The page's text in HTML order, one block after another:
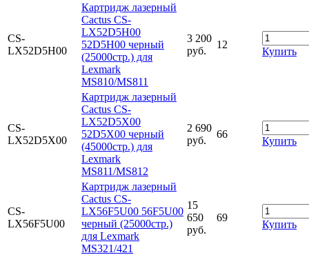
CS-
LX52D5H00
Картридж лазерный
Cactus CS-
LX52D5H00
52D5H00 черный
(25000стр.) для
Lexmark
MS810/MS811
3 200
руб.
12
Купить
CS-
LX52D5X00
Картридж лазерный
Cactus CS-
LX52D5X00
52D5X00 черный
(45000стр.) для
Lexmark
MS811/MS812
2 690
руб.
66
Купить
CS-
LX56F5U00
Картридж лазерный
Cactus CS-
LX56F5U00 56F5U00
черный (25000стр.)
для Lexmark
MS321/421
15
650
руб.
69
Купить